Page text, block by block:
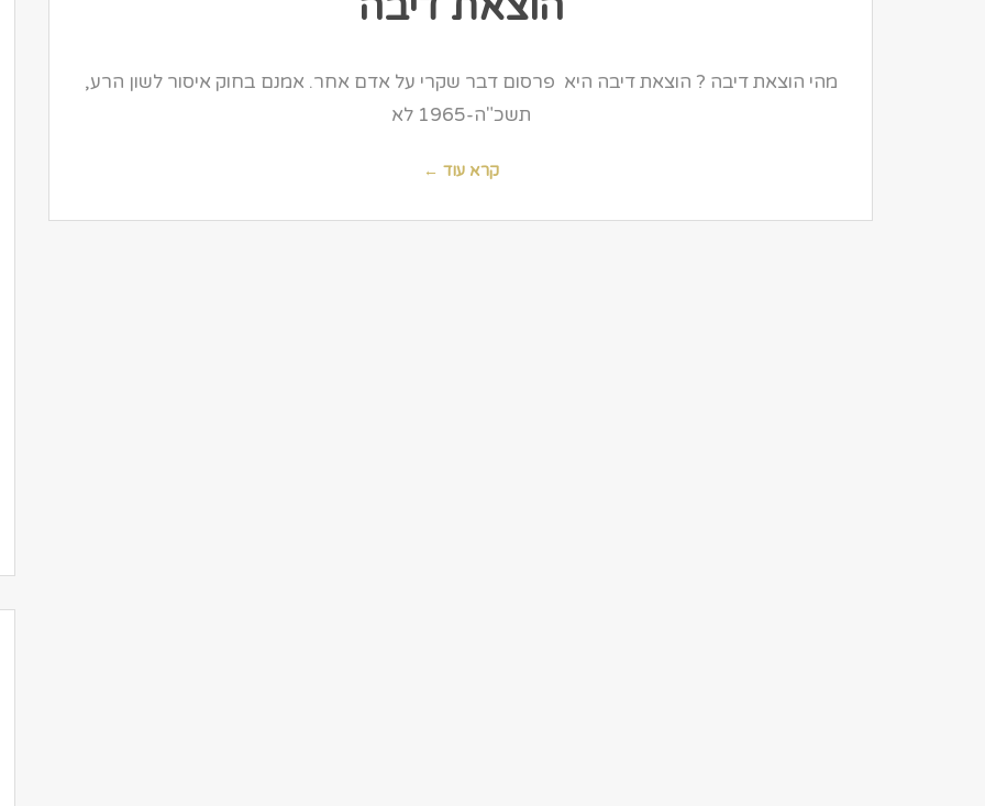
מהי הוצאת דיבה ? הוצאת דיבה היא פרסום דבר שקרי על אדם אחר. אמנם בחוק איסור לשון הרע,
תשכ"ה-1965 לא
קרא עוד ←